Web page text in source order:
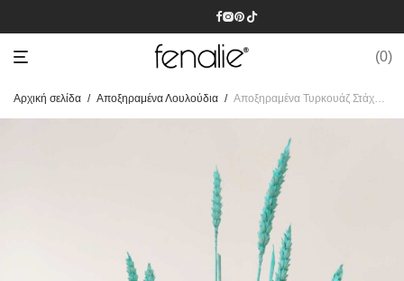
0
Αρχική σελίδα / Αποξηραμένα Λουλούδια / Αποξηραμένα Τυρκουάζ Στάχυα Μάτσο